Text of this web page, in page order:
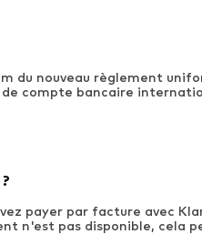
du nouveau règlement
compte bancaire
payer par facture avec
n'est pas disponible, cela